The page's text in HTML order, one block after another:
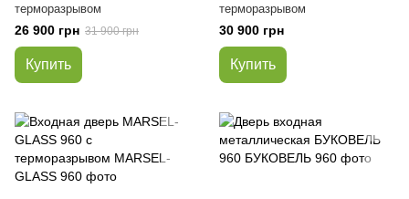
терморазрывом
26 900 грн 31 900 грн
Купить
терморазрывом
30 900 грн
Купить